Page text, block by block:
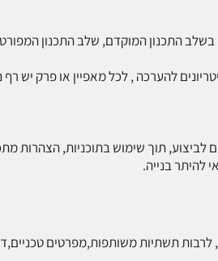
התכנון המפורט ובשלב טופס 4 וכולל סיור בשלב סיום
להערכה , לכל מאפיין או פרק יש
תוך שימוש בתוכניות, הצהרות
להיתר בנייה.
תשתיות משותפות,מפרטים